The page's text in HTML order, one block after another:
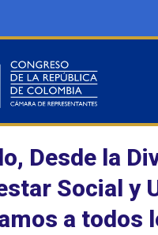
Desde la
Social y
a todos